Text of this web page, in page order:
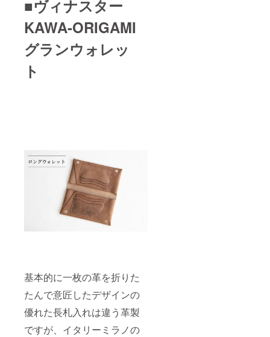
■ヴィナスター
KAWA-ORIGAMI
グランウォレッ
ト
基本的に一枚の革を折りた
たんで意匠したデザインの
優れた長札入れは違う革製
ですが、イタリーミラノの